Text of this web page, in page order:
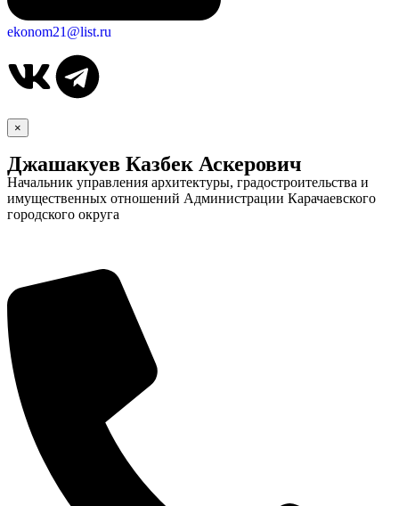
Об округе
ekonom21@list.ru
×
Джашакуев Казбек Аскерович
Начальник управления архитектуры, градостроительства и
имущественных отношений Администрации Карачаевского
городского округа